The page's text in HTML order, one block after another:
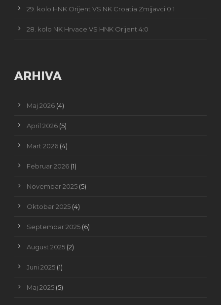
29. kolo HNK Orijent VS NK Croatia Zmijavci 0:1
28. kolo NK Hrvace VS HNK Orijent 4:0
ARHIVA
Maj 2026 (4)
April 2026 (5)
Mart 2026 (4)
Februar 2026 (1)
Novembar 2025 (5)
Oktobar 2025 (4)
Septembar 2025 (6)
August 2025 (2)
Juni 2025 (1)
Maj 2025 (5)